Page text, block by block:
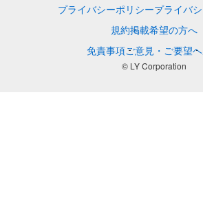
プライバシーポリシープライバ
規約掲載希望の方へ
免責事項ご意見・ご要望
© LY Corporation